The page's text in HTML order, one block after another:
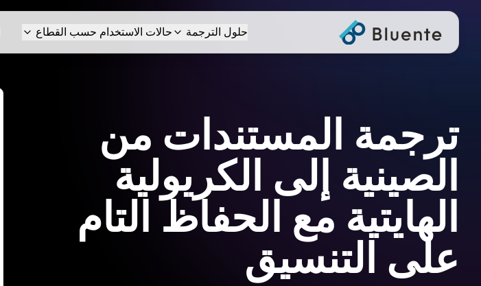
حلول الترجمة حالات الاستخدام حسب القطاع
ترجمة المستندات من
الصينية إلى الكريولية
الهايتية مع الحفاظ التام
على التنسيق